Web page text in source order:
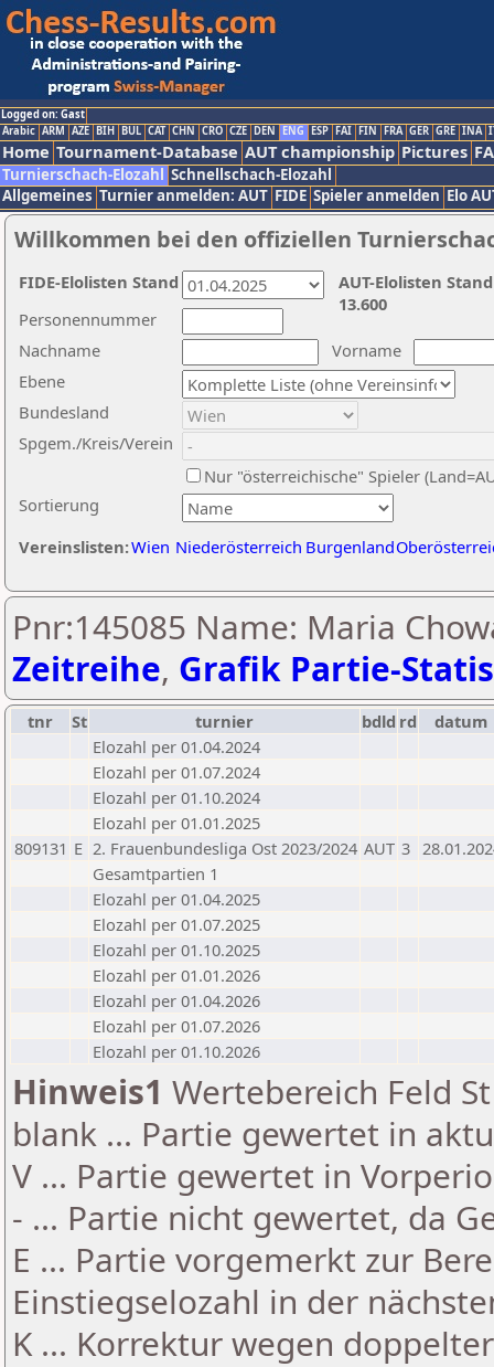
Logged on: Gast
Arabic ARM AZE BIH BUL CAT CHN CRO CZE DEN ENG ESP FAI FIN FRA GER GRE INA
Home Tournament-Database AUT championship Pictures
Turnierschach-Elozahl Schnellschach-Elozahl
Allgemeines Turnier anmelden: AUT FIDE Spieler anmelden Elo
Willkommen bei den offiziellen
Nachname
Vorname
Ebene
Sortierung
Personennummer
Bundesland
Spgem./Kreis/Verein
Nur "österreichische" Spieler
Vereinslisten:Wien Niederösterreich Burgenland
AUT-Elolisten
13.600
FIDE-Elolisten Stand
Pnr:145085 Name: Maria
Zeitreihe, Grafik Partie-
tnr St turnier bdld rd
datum
Elozahl per 01.04.2024
Elozahl per 01.07.2024
Elozahl per 01.10.2024
Elozahl per 01.01.2025
809131 E 2. Frauenbundesliga Ost 2023/2024 AUT 3
Gesamtpartien 1
Elozahl per 01.04.2025
Elozahl per 01.07.2025
Elozahl per 01.10.2025
Elozahl per 01.01.2026
Elozahl per 01.04.2026
Elozahl per 01.07.2026
Elozahl per 01.10.2026
Hinweis1 Wertebereich Feld
blank ... Partie gewertet in
V ... Partie gewertet in
- ... Partie nicht gewertet, da
E ... Partie vorgemerkt zur
Einstiegselozahl in der
K ... Korrektur wegen